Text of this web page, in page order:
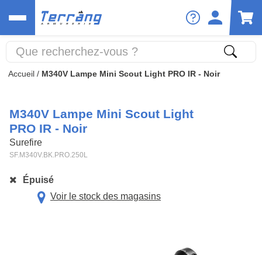
Accueil / M340V Lampe Mini Scout Light PRO IR - Noir
M340V Lampe Mini Scout Light
PRO IR - Noir
Surefire
SF.M340V.BK.PRO.250L
Épuisé
Voir le stock des magasins